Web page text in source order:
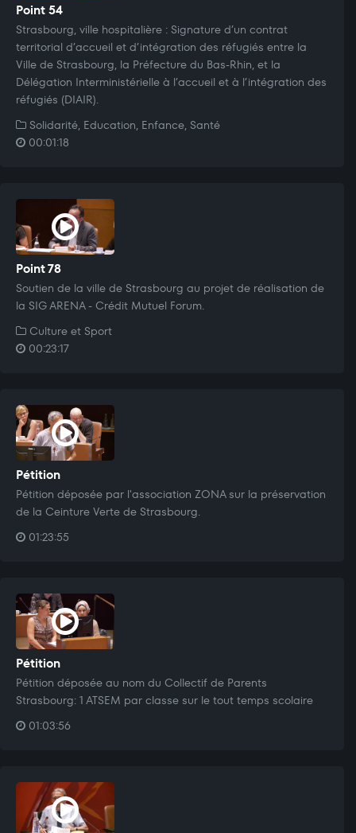
Point 54
Strasbourg, ville hospitalière : Signature d’un contrat
territorial d’accueil et d’intégration des réfugiés entre la
Ville de Strasbourg, la Préfecture du Bas-Rhin, et la
Délégation Interministérielle à l’accueil et à l’intégration des
réfugiés (DIAIR).
Solidarité, Education, Enfance, Santé
00:01:18
Point 78
Soutien de la ville de Strasbourg au projet de réalisation de
la SIG ARENA - Crédit Mutuel Forum.
Culture et Sport
00:23:17
Pétition
Pétition déposée par l'association ZONA sur la préservation
de la Ceinture Verte de Strasbourg.
01:23:55
Pétition
Pétition déposée au nom du Collectif de Parents
Strasbourg: 1 ATSEM par classe sur le tout temps scolaire
01:03:56